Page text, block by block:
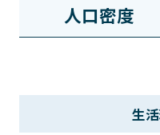
人口密度
生